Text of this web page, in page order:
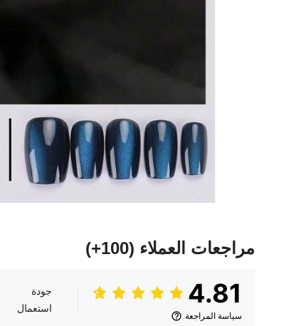
مراجعات العملاء (100+)
4.81
سياسة المراجعة
جودة
استعمال